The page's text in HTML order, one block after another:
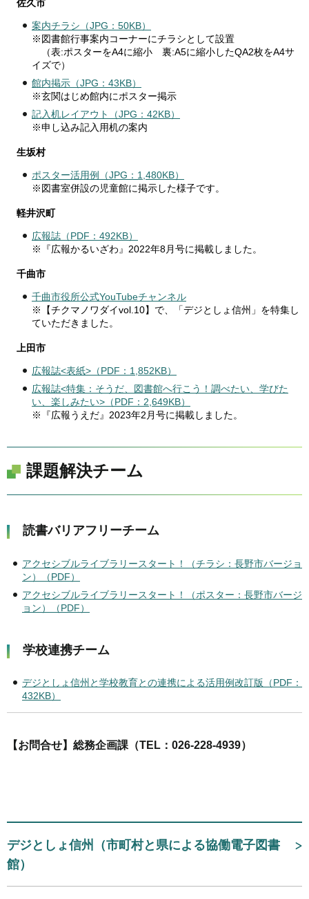
​​​​​佐久市
案内チラシ（JPG：50KB）
※図書館行事案内コーナーにチラシとして設置
（表:ポスターをA4に縮小 裏:A5に縮小したQA2枚をA4サ
イズで）
館内掲示（JPG：43KB）
※玄関はじめ館内にポスター掲示
記入机レイアウト（JPG：42KB）
※申し込み記入用机の案内
生坂村
ポスター活用例（JPG：1,480KB）
※図書室併設の児童館に掲示した様子です。
軽井沢町
広報誌（PDF：492KB）
※『広報かるいざわ』2022年8月号に掲載しました。
千曲市
千曲市役所公式YouTubeチャンネル
※【チクマノワダイvol.10】で、「デジとしょ信州」を特集し
ていただきました。
上田市
広報誌<表紙>（PDF：1,852KB）
広報誌<特集：そうだ、図書館へ行こう！調べたい、学びた
い、楽しみたい​​>（PDF：2,649KB）
※『広報うえだ』2023年2月号に掲載しました。
課題解決チーム
読書バリアフリーチーム
アクセシブルライブラリースタート！（チラシ：長野市バージョ
ン）（PDF）
アクセシブルライブラリースタート！（ポスター：長野市バージ
ョン）（PDF）
学校連携チーム
デジとしょ信州と学校教育との連携による活用例改訂版（PDF：
432KB）
【お問合せ】総務企画課（TEL：026-228-4939）
デジとしょ信州（市町村と県による協働電子図書
館）